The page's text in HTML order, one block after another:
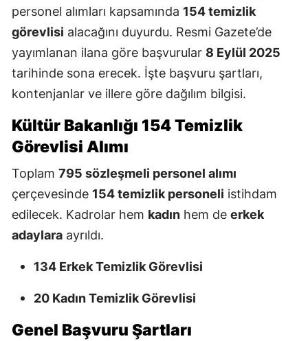
personel alımları kapsamında 154 temizlik
görevlisi alacağını duyurdu. Resmi Gazete’de
yayımlanan ilana göre başvurular 8 Eylül 2025
tarihinde sona erecek. İşte başvuru şartları,
kontenjanlar ve illere göre dağılım bilgisi.
Kültür Bakanlığı 154 Temizlik
Görevlisi Alımı
Toplam 795 sözleşmeli personel alımı
çerçevesinde 154 temizlik personeli istihdam
edilecek. Kadrolar hem kadın hem de erkek
adaylara ayrıldı.
134 Erkek Temizlik Görevlisi
20 Kadın Temizlik Görevlisi
Genel Başvuru Şartları